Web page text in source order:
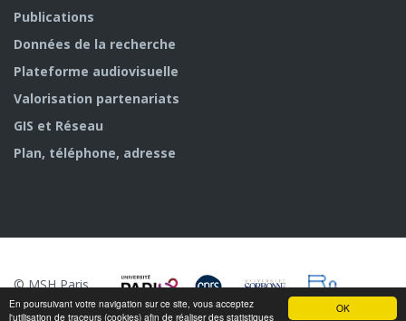
OK
En poursuivant votre navigation sur ce site, vous acceptez
l'utilisation de traceurs (cookies) afin de réaliser des statistiques
Publications
Données de la recherche
Plateforme audiovisuelle
Valorisation partenariats
GIS et Réseau
Plan, téléphone, adresse
© MSH Paris
Nord